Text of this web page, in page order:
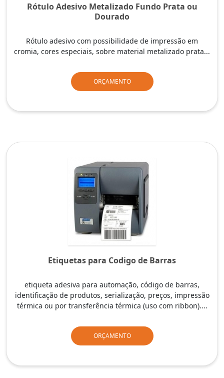
Rótulo Adesivo Metalizado Fundo Prata ou
Dourado
Rótulo adesivo com possibilidade de impressão em
cromia, cores especiais, sobre material metalizado prata...
ORÇAMENTO
Etiquetas para Codigo de Barras
etiqueta adesiva para automação, código de barras,
identificação de produtos, serialização, preços, impressão
térmica ou por transferência térmica (uso com ribbon)....
ORÇAMENTO